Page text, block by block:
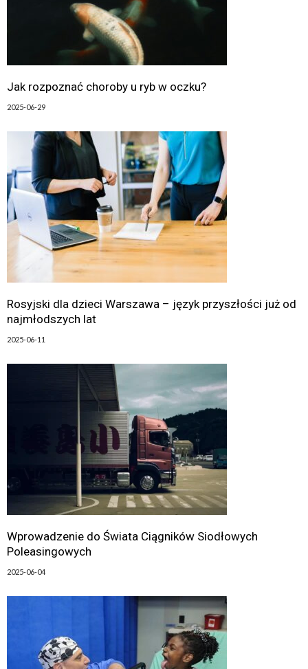
Jak rozpoznać choroby u ryb w oczku?
2025-06-29
Rosyjski dla dzieci Warszawa – język przyszłości już od
najmłodszych lat
2025-06-11
Wprowadzenie do Świata Ciągników Siodłowych
Poleasingowych
2025-06-04